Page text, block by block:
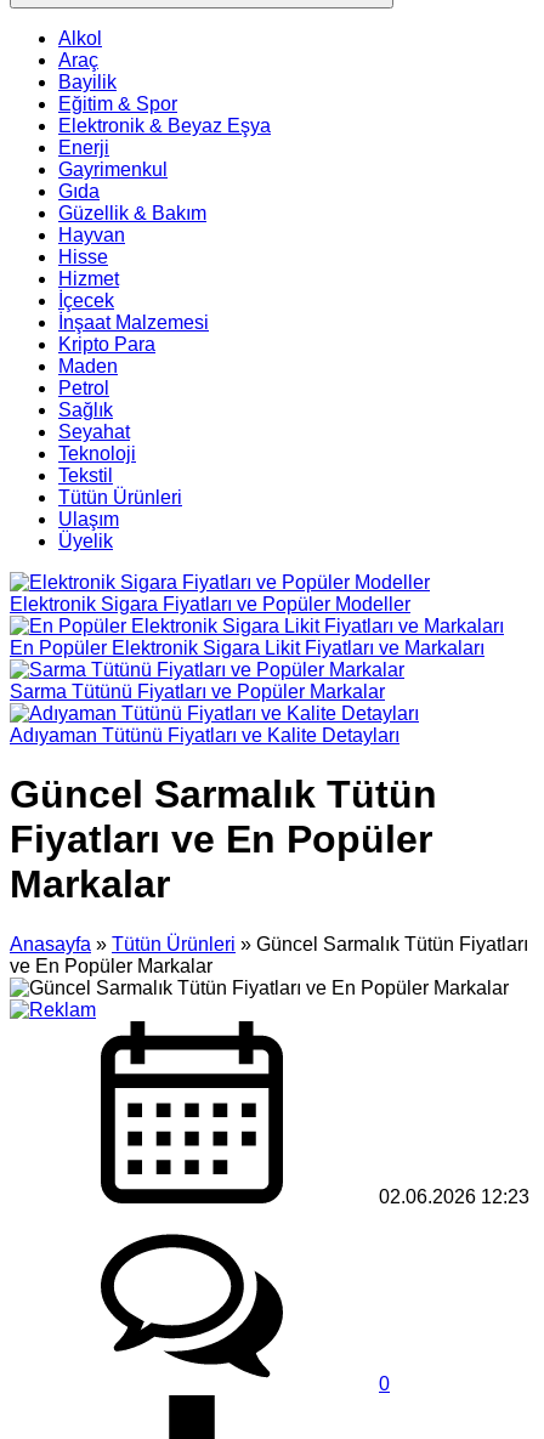
Alkol
Araç
Bayilik
Eğitim & Spor
Elektronik & Beyaz Eşya
Enerji
Gayrimenkul
Gıda
Güzellik & Bakım
Hayvan
Hisse
Hizmet
İçecek
İnşaat Malzemesi
Kripto Para
Maden
Petrol
Sağlık
Seyahat
Teknoloji
Tekstil
Tütün Ürünleri
Ulaşım
Üyelik
Elektronik Sigara Fiyatları ve Popüler Modeller
En Popüler Elektronik Sigara Likit Fiyatları ve Markaları
Sarma Tütünü Fiyatları ve Popüler Markalar
Adıyaman Tütünü Fiyatları ve Kalite Detayları
Güncel Sarmalık Tütün
Fiyatları ve En Popüler
Markalar
Anasayfa » Tütün Ürünleri » Güncel Sarmalık Tütün Fiyatları
ve En Popüler Markalar
02.06.2026 12:23
0